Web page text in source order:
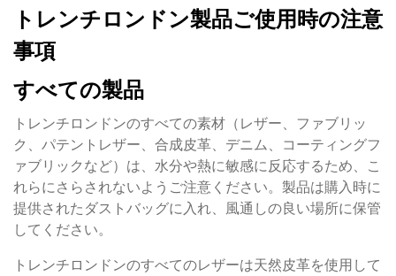
トレンチロンドン製品ご使用時の注意
事項
すべての製品
トレンチロンドンのすべての素材（レザー、ファブリッ
ク、パテントレザー、合成皮革、デニム、コーティングフ
ァブリックなど）は、水分や熱に敏感に反応するため、こ
れらにさらされないようご注意ください。製品は購入時に
提供されたダストバッグに入れ、風通しの良い場所に保管
してください。
トレンチロンドンのすべてのレザーは天然皮革を使用して